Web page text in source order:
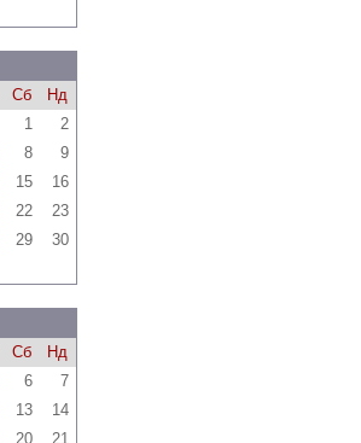
Сб
Нд
1
2
8
9
15
16
22
23
29 30
Сб
Нд
6
7
13
14
20
21